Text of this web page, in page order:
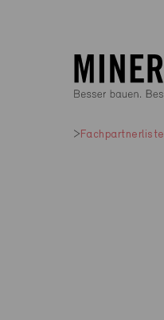
Fachpartnerliste